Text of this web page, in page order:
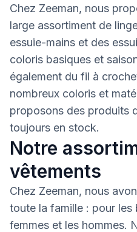
Chez Zeeman, nous
large assortiment de
essuie-mains et des
coloris basiques et
également du fil à
nombreux coloris et
proposons des produits
toujours en stock.
Notre
vêtements
Chez Zeeman, nous
toute la famille : pour les
femmes et les hommes.